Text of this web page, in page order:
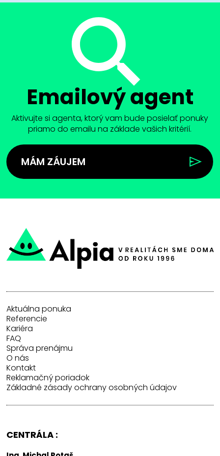
Emailový agent
Aktivujte si agenta, ktorý vam bude posielať ponuky
priamo do emailu na základe vašich kritérií.
MÁM ZÁUJEM
Aktuálna ponuka
Referencie
Kariéra
FAQ
Správa prenájmu
O nás
Kontakt
Reklamačný poriadok
Základné zásady ochrany osobných údajov
CENTRÁLA :